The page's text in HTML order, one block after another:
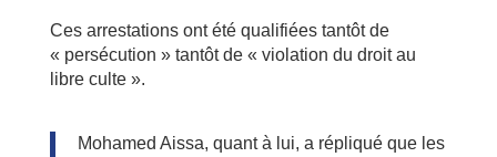
Ces arrestations ont été qualifiées tantôt de
« persécution » tantôt de « violation du droit au
libre culte ».
Mohamed Aissa, quant à lui, a répliqué que les